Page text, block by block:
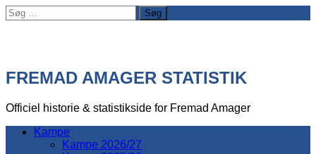
Søg
efter:
FREMAD AMAGER STATISTIK
Officiel historie & statistikside for Fremad Amager
Kampe
Kampe 2026/27